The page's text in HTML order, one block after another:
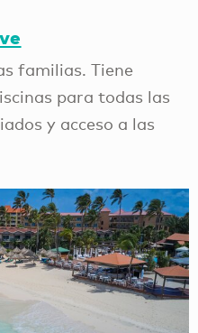
familias. Tiene
para todas las
y acceso a las